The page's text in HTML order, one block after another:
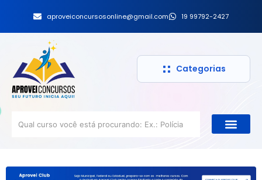
aproveiconcursosonline@gmail.com 19 99792-2427
Categorias